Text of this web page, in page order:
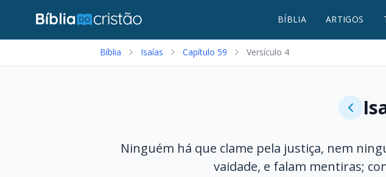
BÍBLIA ARTIGOS
Bíblia Isaías Capítulo 59 Versículo 4
Ninguém há que clame pela justiça, nem
vaidade, e falam mentiras;